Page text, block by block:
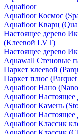
Aquafloor
Aquafloor Космос
Aquafloor Кварц
Настоящее дерево
(Клеевой LVT)
Настоящее дерево
Aquawall Стеновые
Паркет клеевой
Паркет плюс
Aquafloor Нано
Aquafloor Настоящее
Aquafloor Камень
Aquafloor
Aquafloor Классик